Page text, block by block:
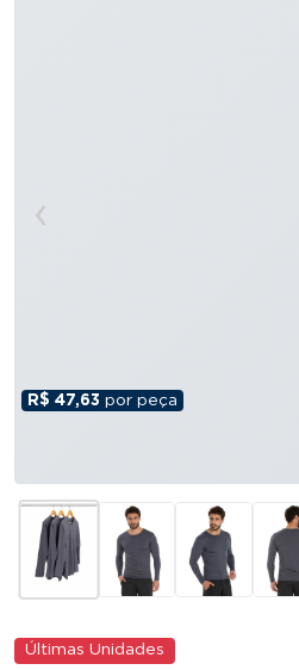
R$ 47,63 por peça
‹
Últimas Unidades